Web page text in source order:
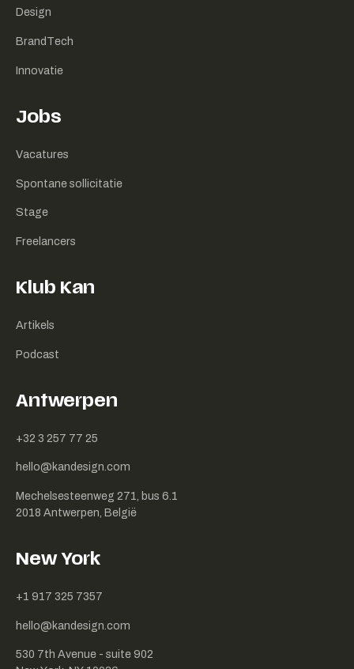
Design
BrandTech
Innovatie
Antwerpen
+32 3 257 77 25
hello@kandesign.com
Mechelsesteenweg 271, bus 6.1
2018 Antwerpen, België
Jobs
Vacatures
Spontane sollicitatie
Stage
Freelancers
Klub Kan
Artikels
Podcast
New York
+1 917 325 7357
hello@kandesign.com
530 7th Avenue - suite 902